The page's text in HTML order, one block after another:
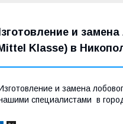
и
Klasse) в
и замена
специалистами в